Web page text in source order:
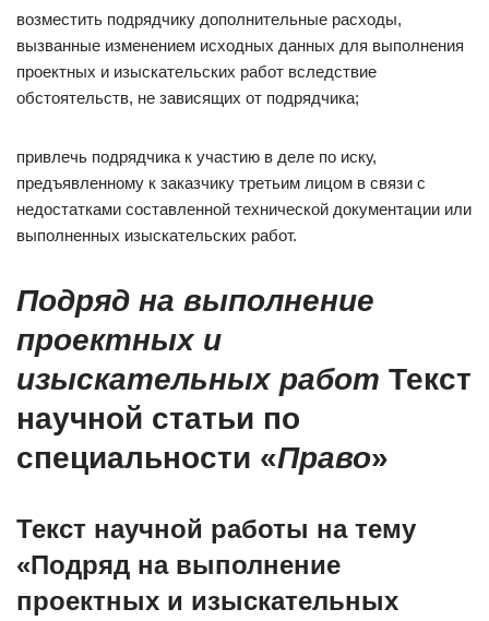
возместить подрядчику дополнительные расходы,
вызванные изменением исходных данных для выполнения
проектных и изыскательских работ вследствие
обстоятельств, не зависящих от подрядчика;
привлечь подрядчика к участию в деле по иску,
предъявленному к заказчику третьим лицом в связи с
недостатками составленной технической документации или
выполненных изыскательских работ.
Подряд на выполнение
проектных и
изыскательных работ Текст
научной статьи по
специальности «Право»
Текст научной работы на тему
«Подряд на выполнение
проектных и изыскательных